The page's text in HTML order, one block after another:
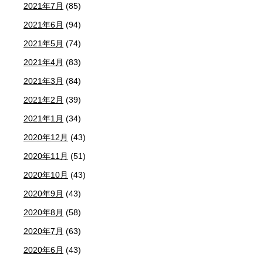
2021年7月 (85)
2021年6月 (94)
2021年5月 (74)
2021年4月 (83)
2021年3月 (84)
2021年2月 (39)
2021年1月 (34)
2020年12月 (43)
2020年11月 (51)
2020年10月 (43)
2020年9月 (43)
2020年8月 (58)
2020年7月 (63)
2020年6月 (43)